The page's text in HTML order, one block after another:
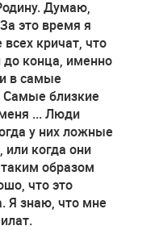
Думаю,
это время я
кричат, что
до конца, именно
в самые
близкие
... Люди
у них ложные
или когда они
образом
что это
Я знаю, что мне